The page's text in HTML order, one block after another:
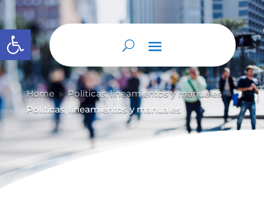
Abrir barra de herramientas
Home 9 Políticas, lineamientos y manuales 9
Políticas, lineamientos y manuales